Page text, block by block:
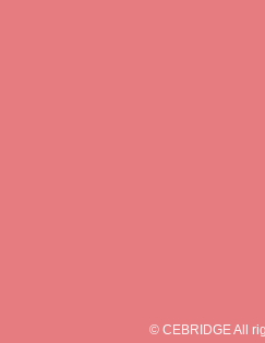
© CEBRIDGE All